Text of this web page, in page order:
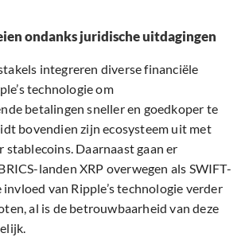
ondanks juridische uitdagingen
integreren diverse financiële
technologie om
betalingen sneller en goedkoper te
bovendien zijn ecosysteem uit met
stablecoins. Daarnaast gaan er
landen XRP overwegen als SWIFT-
van Ripple’s technologie verder
al is de betrouwbaarheid van deze